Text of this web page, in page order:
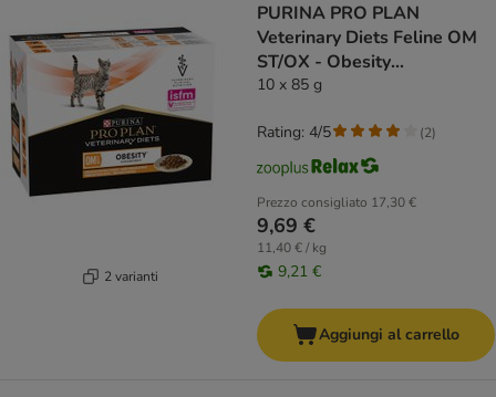
2 varianti
PURINA PRO PLAN
Veterinary Diets Feline OM
ST/OX - Obesity
Management Pollo
10 x 85 g
Prezzo consigliato 17,30 €
9,69 €
11,40 € / kg
9,21 €
Rating: 4/5 (2)
Aggiungi al carrello